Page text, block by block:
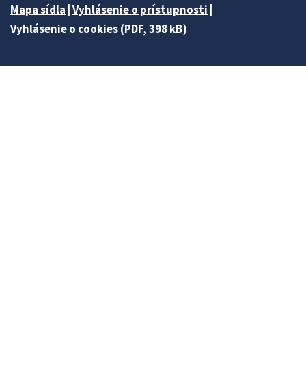
Mapa sídla Vyhlásenie o prístupnosti
Vyhlásenie o cookies (PDF, 398 kB)